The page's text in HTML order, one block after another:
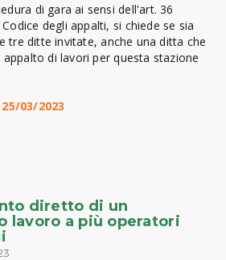
di gara ai sensi dell'art. 36
degli appalti, si chiede se sia
tre ditte invitate, anche una ditta che
di lavori per questa stazione
03/2023
diretto di un
lavoro a più operatori